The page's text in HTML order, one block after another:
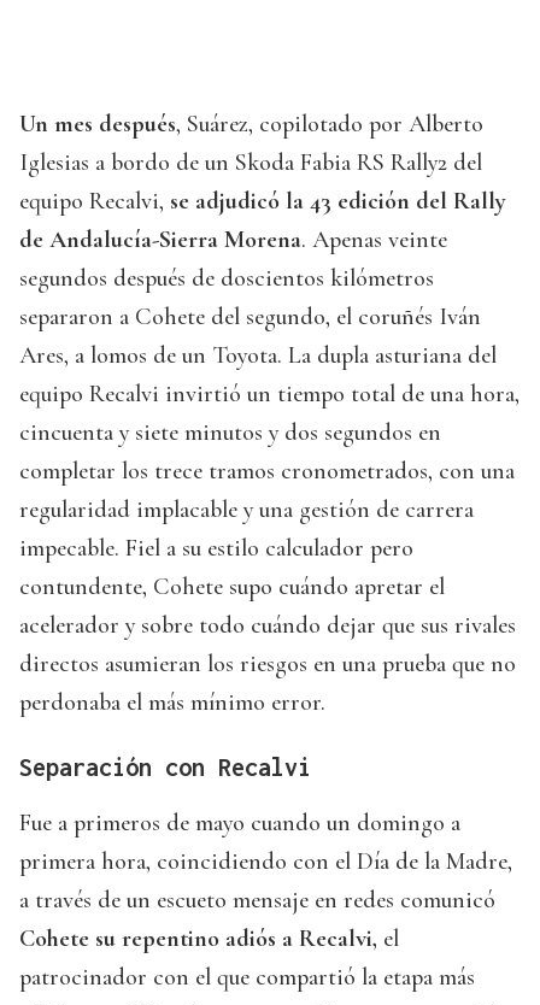
Un mes después, Suárez, copilotado por Alberto
Iglesias a bordo de un Skoda Fabia RS Rally2 del
equipo Recalvi, se adjudicó la 43 edición del Rally
de Andalucía-Sierra Morena. Apenas veinte
segundos después de doscientos kilómetros
separaron a Cohete del segundo, el coruñés Iván
Ares, a lomos de un Toyota. La dupla asturiana del
equipo Recalvi invirtió un tiempo total de una hora,
cincuenta y siete minutos y dos segundos en
completar los trece tramos cronometrados, con una
regularidad implacable y una gestión de carrera
impecable. Fiel a su estilo calculador pero
contundente, Cohete supo cuándo apretar el
acelerador y sobre todo cuándo dejar que sus rivales
directos asumieran los riesgos en una prueba que no
perdonaba el más mínimo error.
Separación con Recalvi
Fue a primeros de mayo cuando un domingo a
primera hora, coincidiendo con el Día de la Madre,
a través de un escueto mensaje en redes comunicó
Cohete su repentino adiós a Recalvi, el
patrocinador con el que compartió la etapa más